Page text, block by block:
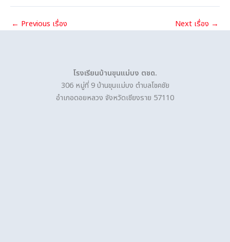
← Previous เรื่อง Next เรื่อง →
โรงเรียนบ้านขุนแม่บง ตชด.
306 หมู่ที่ 9 บ้านขุนแม่บง ตำบลโชคชัย
อำเภอดอยหลวง จังหวัดเชียงราย 57110